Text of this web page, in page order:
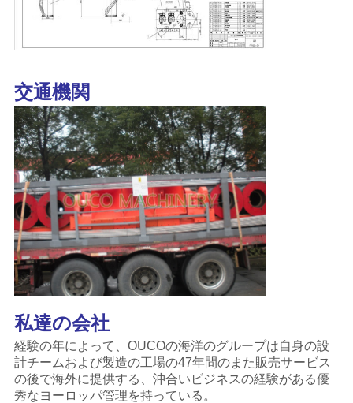
シ
ー
交通機関
私達の会社
経験の年によって、OUCOの海洋のグループは自身の設
計チームおよび製造の工場の47年間のまた販売サービス
の後で海外に提供する、沖合いビジネスの経験がある優
秀なヨーロッパ管理を持っている。